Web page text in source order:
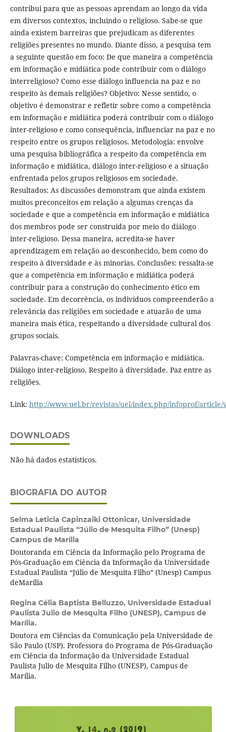
contribui para que as pessoas aprendam ao longo da vida
em diversos contextos, incluindo o religioso. Sabe-se que
ainda existem barreiras que prejudicam as diferentes
religiões presentes no mundo. Diante disso, a pesquisa tem
a seguinte questão em foco: De que maneira a competência
em informação e midiática pode contribuir com o diálogo
interreligioso? Como esse diálogo influencia na paz e no
respeito às demais religiões? Objetivo: Nesse sentido, o
objetivo é demonstrar e refletir sobre como a competência
em informação e midiática poderá contribuir com o diálogo
inter-religioso e como consequência, influenciar na paz e no
respeito entre os grupos religiosos. Metodologia: envolve
uma pesquisa bibliográfica a respeito da competência em
informação e midiática, diálogo inter-religioso e a situação
enfrentada pelos grupos religiosos em sociedade.
Resultados: As discussões demonstram que ainda existem
muitos preconceitos em relação a algumas crenças da
sociedade e que a competência em informação e midiática
dos membros pode ser construída por meio do diálogo
inter-religioso. Dessa maneira, acredita-se haver
aprendizagem em relação ao desconhecido, bem como do
respeito à diversidade e às minorias. Conclusões: ressalta-se
que a competência em informação e midiática poderá
contribuir para a construção do conhecimento ético em
sociedade. Em decorrência, os indivíduos compreenderão a
relevância das religiões em sociedade e atuarão de uma
maneira mais ética, respeitando a diversidade cultural dos
grupos sociais.
Palavras-chave: Competência em informação e midiática.
Diálogo inter-religioso. Respeito à diversidade. Paz entre as
religiões.
Link: http://www.uel.br/revistas/uel/index.php/infoprof/article/
DOWNLOADS
Não há dados estatísticos.
BIOGRAFIA DO AUTOR
Selma Leticia Capinzaiki Ottonicar, Universidade
Estadual Paulista “Júlio de Mesquita Filho” (Unesp)
Campus de Marília
Doutoranda em Ciência da Informação pelo Programa de
Pós-Graduação em Ciência da Informação da Universidade
Estadual Paulista “Júlio de Mesquita Filho” (Unesp) Campus
deMarília
Regina Célia Baptista Belluzzo, Universidade Estadual
Paulista Julio de Mesquita Filho (UNESP), Campus de
Marília.
Doutora em Ciências da Comunicação pela Universidade de
São Paulo (USP). Professora do Programa de Pós-Graduação
em Ciência da Informação da Universidade Estadual
Paulista Julio de Mesquita Filho (UNESP), Campus de
Marília.